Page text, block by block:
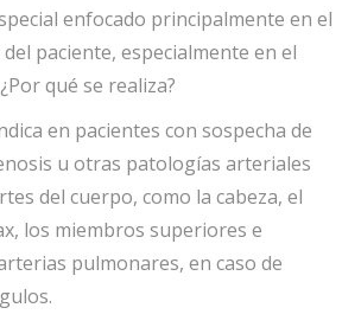
enfocado principalmente en el
paciente, especialmente en el
qué se realiza?
en pacientes con sospecha de
u otras patologías arteriales
del cuerpo, como la cabeza, el
los miembros superiores e
pulmonares, en caso de